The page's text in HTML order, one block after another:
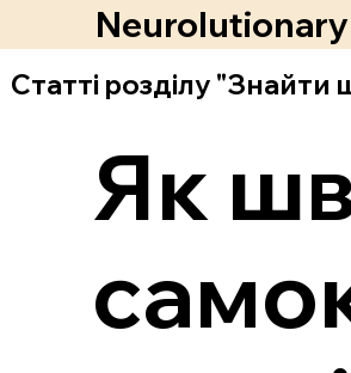
Neurolutionary
Статті розділу "Знайти
Як